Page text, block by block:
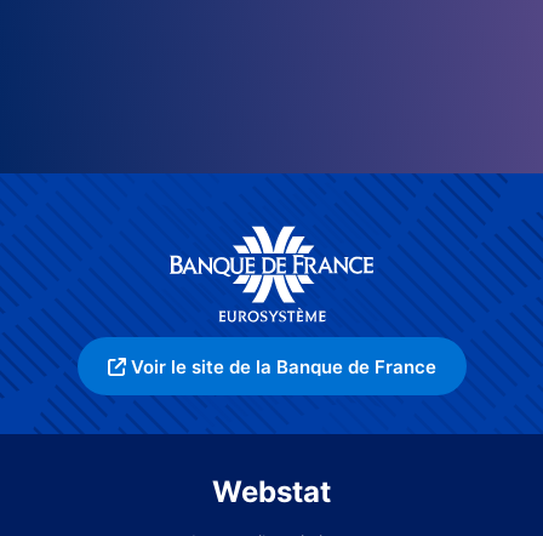
Voir le site de la Banque de France
Webstat